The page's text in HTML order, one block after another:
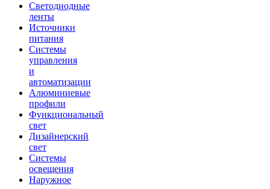
Светодиодные
ленты
Источники
питания
Системы
управления
и
автоматизации
Алюминиевые
профили
Функциональный
свет
Дизайнерский
свет
Системы
освещения
Наружное